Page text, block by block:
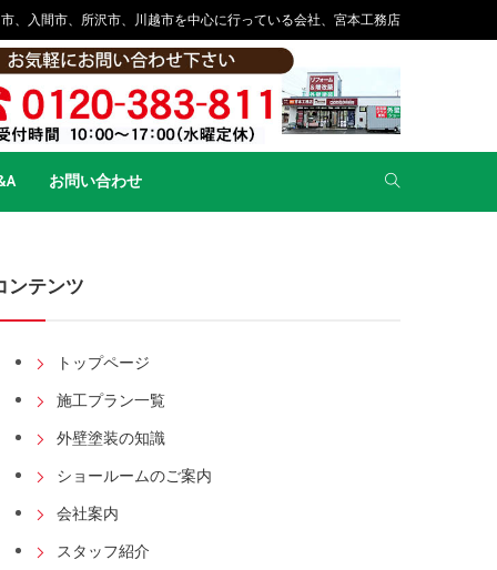
、入間市、所沢市、川越市を中心に行っている会社、宮本工務店
お問い合わせ
ンテンツ
トップページ
施工プラン一覧
外壁塗装の知識
ショールームのご案内
会社案内
スタッフ紹介